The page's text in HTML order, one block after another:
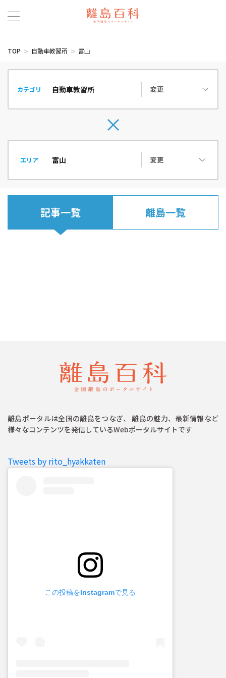
TOP 自動車教習所 富山
カテゴリ 変更
エリア 変更
記事一覧 離島一覧
離島ポータルは全国の離島をつなぎ、 離島の魅力、最新情報など
様々なコンテンツを発信しているWebポータルサイトです
Tweets by rito_hyakkaten
この投稿をInstagramで見る